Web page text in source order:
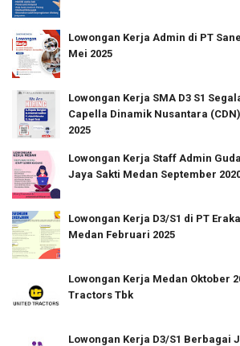
Lowongan Kerja Admin di PT
Mei 2025
Lowongan Kerja SMA D3 S1
Capella Dinamik Nusantara
2025
Lowongan Kerja Staff Admin
Jaya Sakti Medan September
Lowongan Kerja D3/S1 di PT
Medan Februari 2025
Lowongan Kerja Medan Oktober
Tractors Tbk
Lowongan Kerja D3/S1 Berbagai